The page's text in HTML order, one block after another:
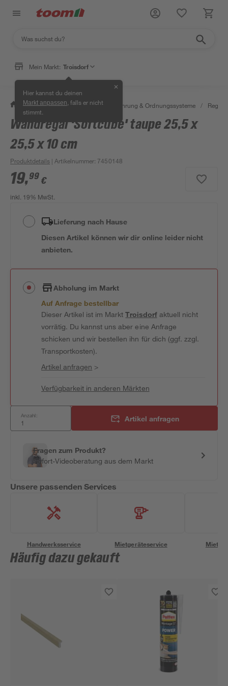
Mein Markt: Troisdorf
Hier kannst du deinen
Markt anpassen , falls er nicht
stimmt.
✕
/ Wohnen & Haushalt / Aufbewahrung & Ordnungssysteme / Regale
Wandregal 'Softcube' taupe 25,5 x
25,5 x 10 cm
Produktdetails | Artikelnummer: 7450148
19,99 €
inkl. 19% MwSt.
Lieferung nach Hause
Diesen Artikel können wir dir online leider nicht
anbieten.
Abholung im Markt
Auf Anfrage bestellbar
Dieser Artikel ist im MarktTroisdorfaktuell nicht
vorrätig. Du kannst uns aber eine Anfrage
schicken und wir bestellen ihn für dich (ggf. zzgl.
Transportkosten).
Artikel anfragen >
Verfügbarkeit in anderen Märkten
Anzahl: Artikel anfragen
Fragen zum Produkt?
Sofort-Videoberatung aus dem Markt
Unsere passenden Services
Handwerksservice Mietgeräteservice
Häufig dazu gekauft